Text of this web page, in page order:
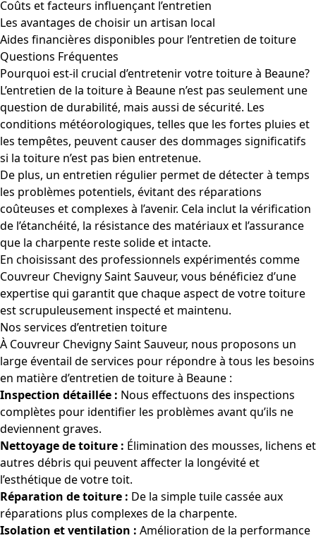
Coûts et facteurs influençant l’entretien
Les avantages de choisir un artisan local
Aides financières disponibles pour l’entretien de toiture
Questions Fréquentes
Pourquoi est-il crucial d’entretenir votre toiture à Beaune?
L’entretien de la toiture à Beaune n’est pas seulement une
question de durabilité, mais aussi de sécurité. Les
conditions météorologiques, telles que les fortes pluies et
les tempêtes, peuvent causer des dommages significatifs
si la toiture n’est pas bien entretenue.
De plus, un entretien régulier permet de détecter à temps
les problèmes potentiels, évitant des réparations
coûteuses et complexes à l’avenir. Cela inclut la vérification
de l’étanchéité, la résistance des matériaux et l’assurance
que la charpente reste solide et intacte.
En choisissant des professionnels expérimentés comme
Couvreur Chevigny Saint Sauveur, vous bénéficiez d’une
expertise qui garantit que chaque aspect de votre toiture
est scrupuleusement inspecté et maintenu.
Nos services d’entretien toiture
À Couvreur Chevigny Saint Sauveur, nous proposons un
large éventail de services pour répondre à tous les besoins
en matière d’entretien de toiture à Beaune :
Inspection détaillée : Nous effectuons des inspections
complètes pour identifier les problèmes avant qu’ils ne
deviennent graves.
Nettoyage de toiture : Élimination des mousses, lichens et
autres débris qui peuvent affecter la longévité et
l’esthétique de votre toit.
Réparation de toiture : De la simple tuile cassée aux
réparations plus complexes de la charpente.
Isolation et ventilation : Amélioration de la performance